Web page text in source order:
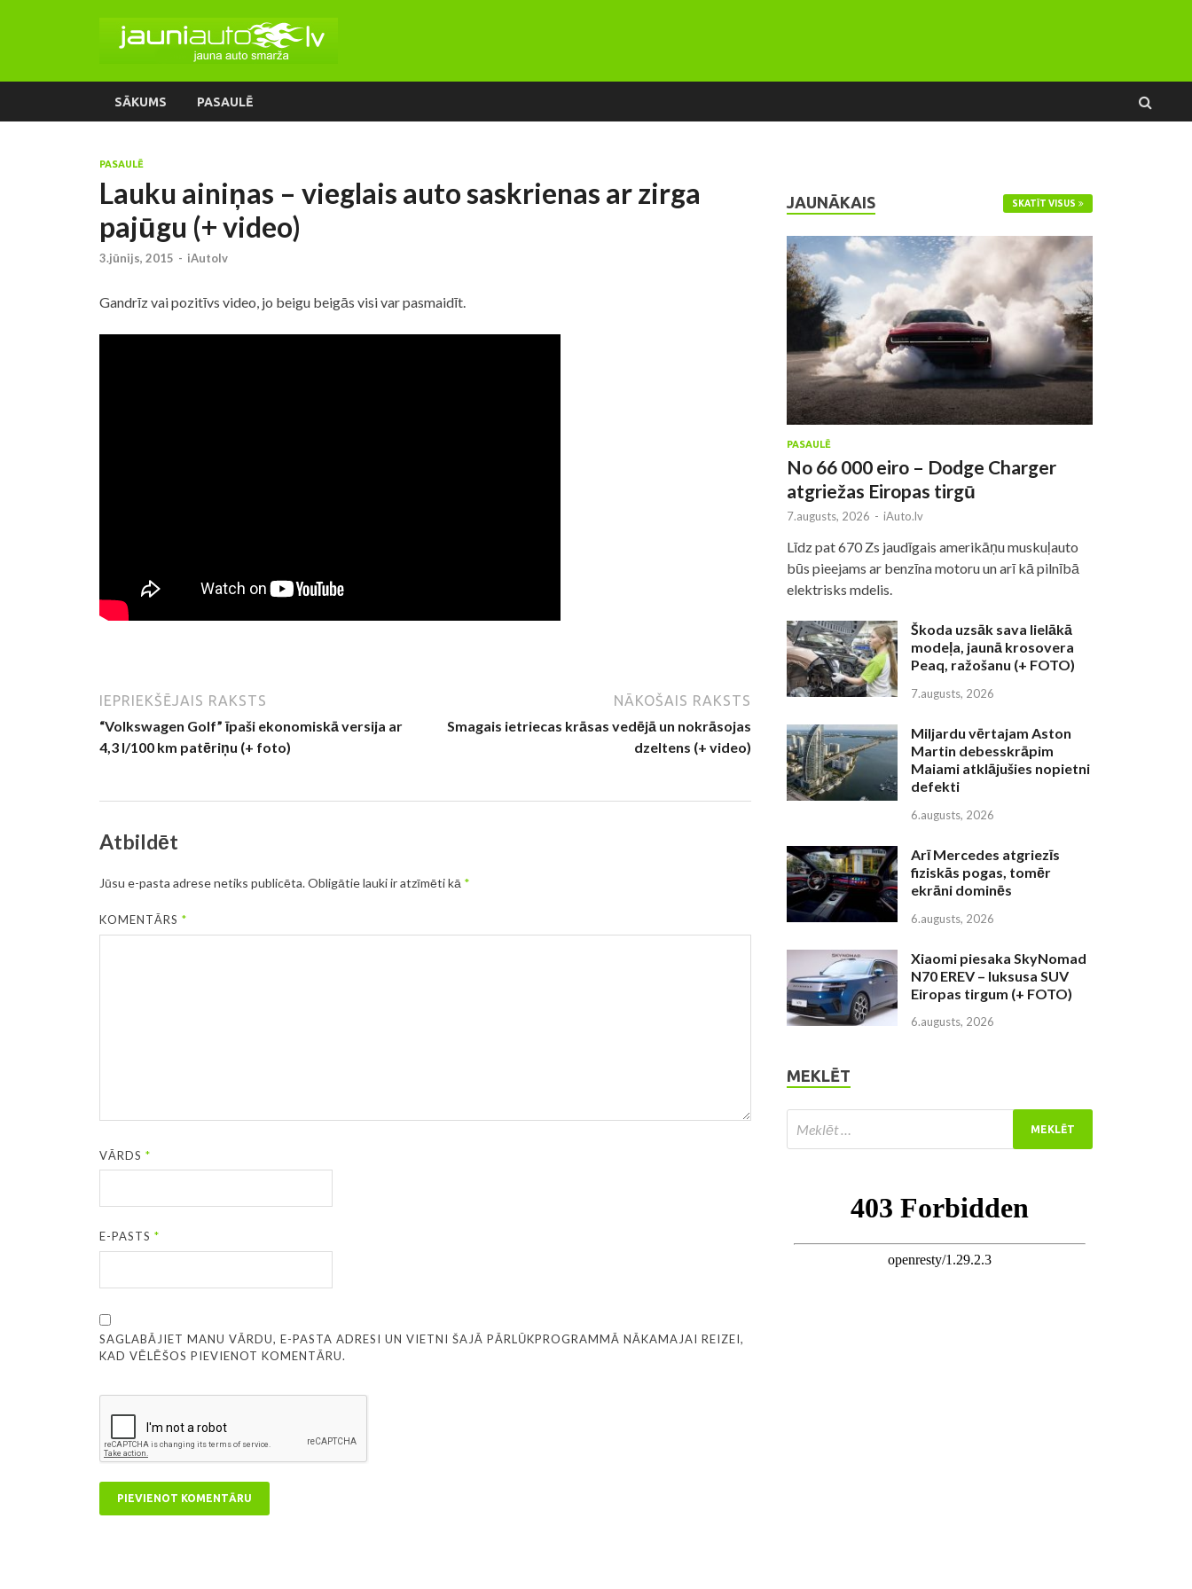
SĀKUMS PASAULĒ
PASAULĒ
Lauku ainiņas – vieglais auto saskrienas ar zirga
pajūgu (+ video)
3.jūnijs, 2015 - iAutolv
Gandrīz vai pozitīvs video, jo beigu beigās visi var pasmaidīt.
IEPRIEKŠĒJAIS RAKSTS
“Volkswagen Golf” īpaši ekonomiskā versija ar
4,3 l/100 km patēriņu (+ foto)
NĀKOŠAIS RAKSTS
Smagais ietriecas krāsas vedējā un nokrāsojas
dzeltens (+ video)
Atbildēt
Jūsu e-pasta adrese netiks publicēta.Obligātie lauki ir atzīmēti kā *
KOMENTĀRS*
VĀRDS*
E-PASTS*
SAGLABĀJIET MANU VĀRDU, E-PASTA ADRESI UN VIETNI ŠAJĀ PĀRLŪKPROGRAMMĀ NĀKAMAJAI REIZEI,
KAD VĒLĒŠOS PIEVIENOT KOMENTĀRU.
JAUNĀKAIS SKATĪT VISUS
PASAULĒ
No 66 000 eiro – Dodge Charger
atgriežas Eiropas tirgū
7.augusts, 2026 - iAuto.lv
Līdz pat 670 Zs jaudīgais amerikāņu muskuļauto
būs pieejams ar benzīna motoru un arī kā pilnībā
elektrisks mdelis.
Škoda uzsāk sava lielākā
modeļa, jaunā krosovera
Peaq, ražošanu (+ FOTO)
7.augusts, 2026
Miljardu vērtajam Aston
Martin debesskrāpim
Maiami atklājušies nopietni
defekti
6.augusts, 2026
Arī Mercedes atgriezīs
fiziskās pogas, tomēr
ekrāni dominēs
6.augusts, 2026
Xiaomi piesaka SkyNomad
N70 EREV – luksusa SUV
Eiropas tirgum (+ FOTO)
6.augusts, 2026
MEKLĒT